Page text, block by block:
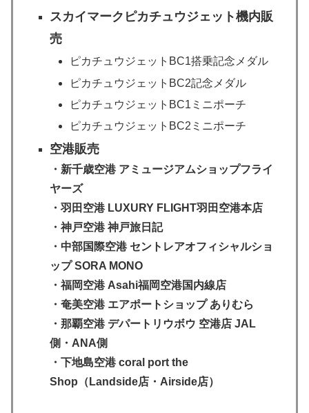
スカイマークピカチュウジェット機内販
売
ピカチュウジェットBC1搭乗記念メダル
ピカチュウジェットBC2記念メダル
ピカチュウジェットBC1ミニポーチ
ピカチュウジェットBC2ミニポーチ
空港販売
・新千歳空港 アミュージアムショップフライ
ヤーズ
・羽田空港 LUXURY FLIGHT羽田空港本店
・神戸空港 神戸旅日記
・中部国際空港 セントレアオフィシャルショ
ップ SORA MONO
・福岡空港 Asahi福岡空港国内線店
・奄美空港 エアポートショップ ありむら
・那覇空港 デパートリウボウ 空港店 JAL
側・ANA側
・下地島空港 coral port the
Shop（Landside店・Airside店）